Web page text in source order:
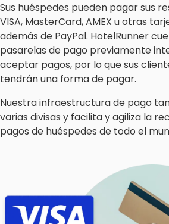
Sus huéspedes pueden pagar sus
VISA, MasterCard, AMEX u otras
además de PayPal. HotelRunner
pasarelas de pago previamente
aceptar pagos, por lo que sus
tendrán una forma de pagar.
Nuestra infraestructura de pago
varias divisas y facilita y agiliza la
pagos de huéspedes de todo el